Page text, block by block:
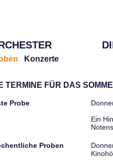
Konzerte
TERMINE FÜR DAS
Probe
Ein
Proben